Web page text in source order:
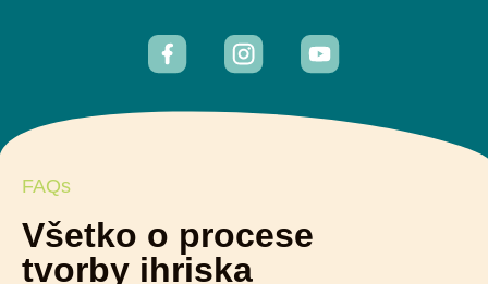
FAQs
Všetko o procese
tvorby ihriska